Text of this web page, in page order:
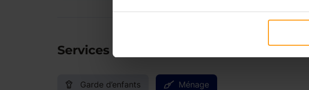
Services proposés
Garde d’enfants Ménage